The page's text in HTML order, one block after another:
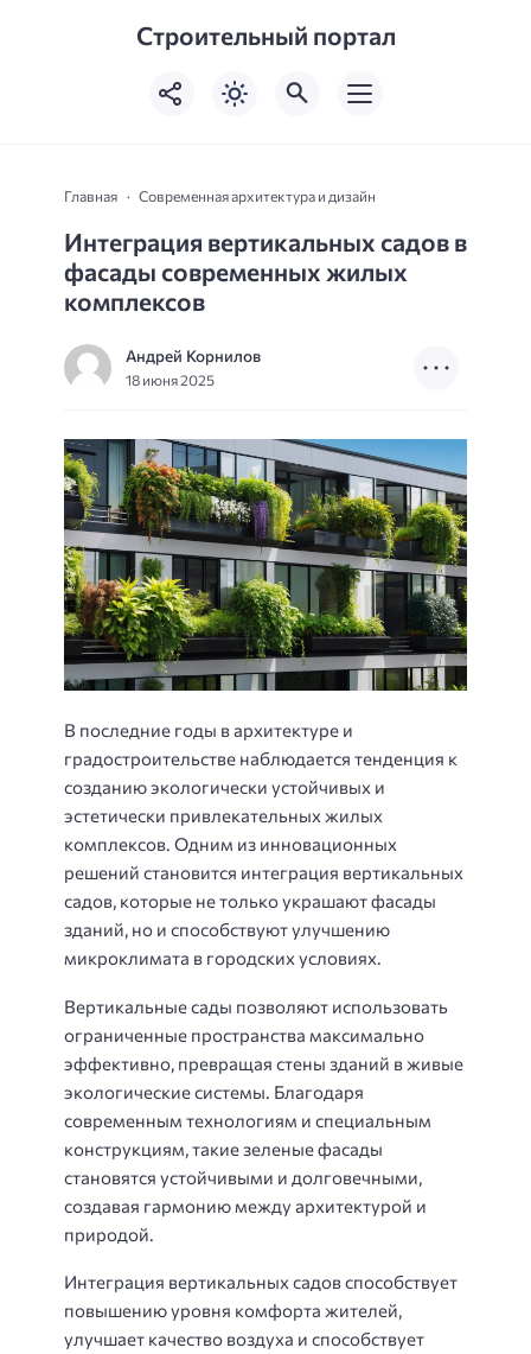
Строительный портал
Главная Современная архитектура и дизайн
Интеграция вертикальных садов в
фасады современных жилых
комплексов
Андрей Корнилов
18 июня 2025
В последние годы в архитектуре и
градостроительстве наблюдается тенденция к
созданию экологически устойчивых и
эстетически привлекательных жилых
комплексов. Одним из инновационных
решений становится интеграция вертикальных
садов, которые не только украшают фасады
зданий, но и способствуют улучшению
микроклимата в городских условиях.
Вертикальные сады позволяют использовать
ограниченные пространства максимально
эффективно, превращая стены зданий в живые
экологические системы. Благодаря
современным технологиям и специальным
конструкциям, такие зеленые фасады
становятся устойчивыми и долговечными,
создавая гармонию между архитектурой и
природой.
Интеграция вертикальных садов способствует
повышению уровня комфорта жителей,
улучшает качество воздуха и способствует